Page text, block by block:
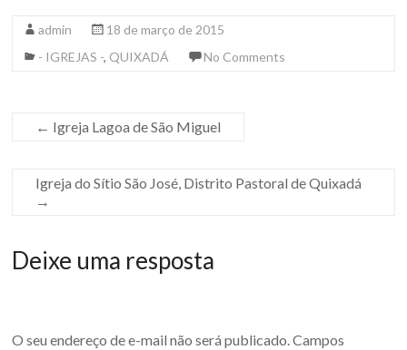
admin
18 de março de 2015
- IGREJAS -, QUIXADÁ No Comments
← Igreja Lagoa de São Miguel
Igreja do Sítio São José, Distrito Pastoral de Quixadá
→
Deixe uma resposta
O seu endereço de e-mail não será publicado.Campos